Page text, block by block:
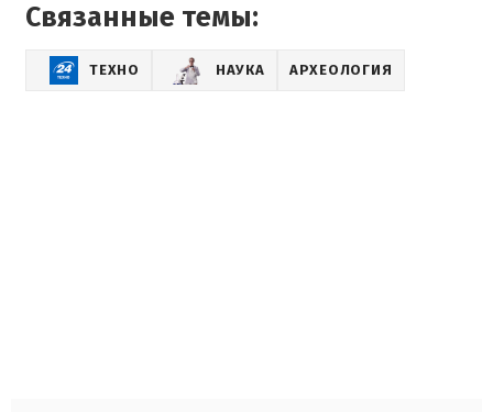
Связанные темы:
ТЕХНО НАУКА АРХЕОЛОГИЯ